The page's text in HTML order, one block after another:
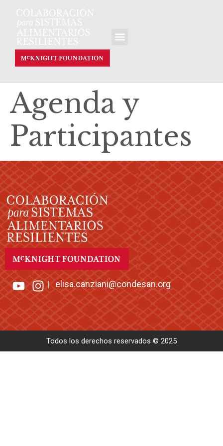
Agenda y
Participantes
|elisa.canziani@condesan.org
Todos los derechos reservados © 2025